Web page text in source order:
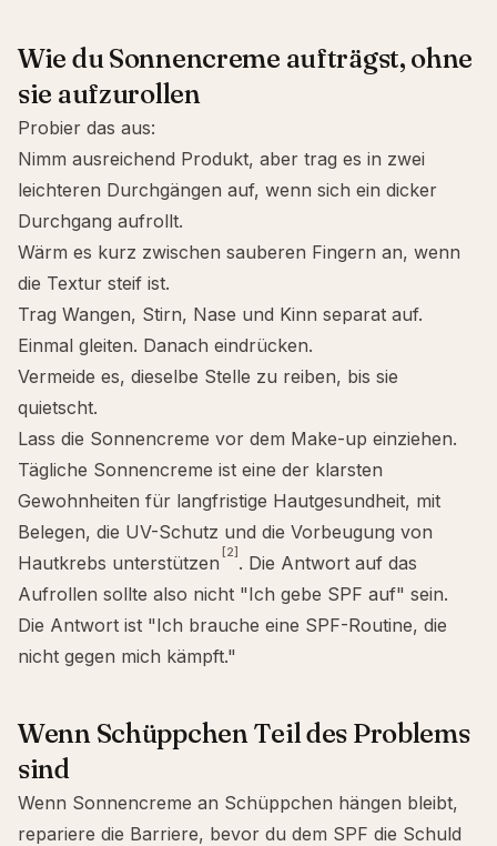
Wie du Sonnencreme aufträgst, ohne
sie aufzurollen
Probier das aus:
Nimm ausreichend Produkt, aber trag es in zwei
leichteren Durchgängen auf, wenn sich ein dicker
Durchgang aufrollt.
Wärm es kurz zwischen sauberen Fingern an, wenn
die Textur steif ist.
Trag Wangen, Stirn, Nase und Kinn separat auf.
Einmal gleiten. Danach eindrücken.
Vermeide es, dieselbe Stelle zu reiben, bis sie
quietscht.
Lass die Sonnencreme vor dem Make-up einziehen.
Tägliche Sonnencreme ist eine der klarsten
Gewohnheiten für langfristige Hautgesundheit, mit
Belegen, die UV-Schutz und die Vorbeugung von
Hautkrebs unterstützen [2] . Die Antwort auf das
Aufrollen sollte also nicht "Ich gebe SPF auf" sein.
Die Antwort ist "Ich brauche eine SPF-Routine, die
nicht gegen mich kämpft."
Wenn Schüppchen Teil des Problems
sind
Wenn Sonnencreme an Schüppchen hängen bleibt,
repariere die Barriere, bevor du dem SPF die Schuld